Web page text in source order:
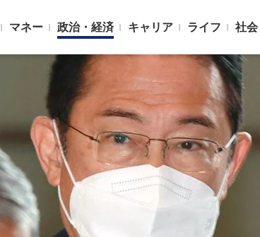
マネー 政治・経済 キャリア ライフ 社会